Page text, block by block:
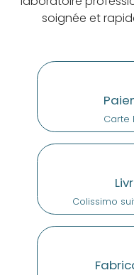
soignée et
Carte
Colissimo